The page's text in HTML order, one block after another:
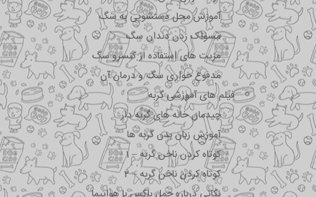
آموزش محل دستشویی به سگ
مسواک زدن دندان سگ
مزیت های استفاده از کنسرو سگ
مدفوع خواری سگ و درمان آن
فیلم های آموزشی گربه
چیدمان خانه های گربه دار
آموزش زبان بدن گربه ها
کوتاه کردن ناخن گربه – 1
کوتاه کردن ناخن گربه – 2